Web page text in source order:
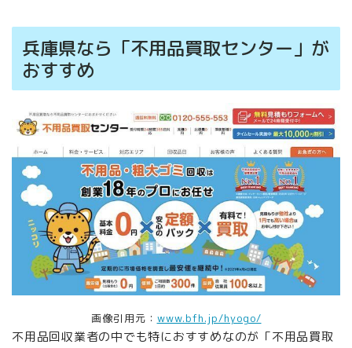
兵庫県なら「不用品買取センター」が
おすすめ
画像引用元： www.bfh.jp/hyogo/
不用品回収業者の中でも特におすすめなのが「不用品買取